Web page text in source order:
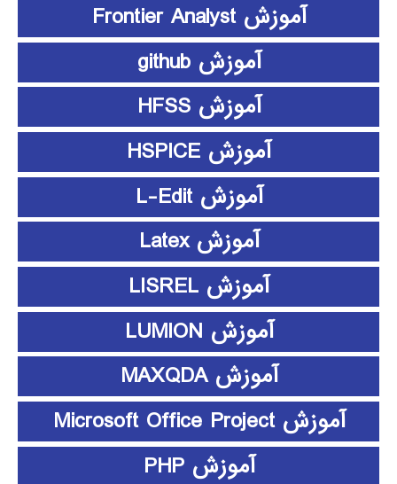
آموزش Frontier Analyst
آموزش github
آموزش HFSS
آموزش HSPICE
آموزش L-Edit
آموزش Latex
آموزش LISREL
آموزش LUMION
آموزش MAXQDA
آموزش Microsoft Office Project
آموزش PHP